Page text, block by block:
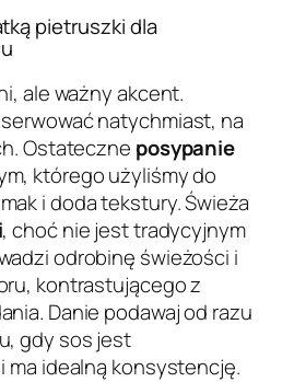
pietruszki dla
ale ważny akcent.
natychmiast, na
Ostateczne posypanie
którego użyliśmy do
i doda tekstury. Świeża
, choć nie jest tradycyjnym
odrobinę świeżości i
kontrastującego z
Danie podawaj od razu
gdy sos jest
ma idealną konsystencję.